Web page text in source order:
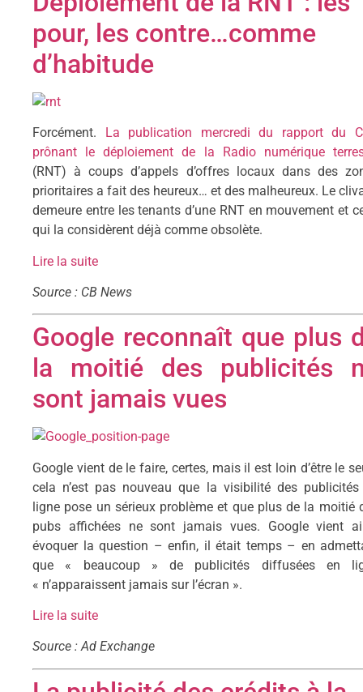
pour, les contre…comme
d’habitude
Forcément. La publication mercredi du rapport du
prônant le déploiement de la Radio numérique
(RNT) à coups d’appels d’offres locaux dans des
prioritaires a fait des heureux… et des malheureux. Le
demeure entre les tenants d’une RNT en mouvement et
qui la considèrent déjà comme obsolète.
Lire la suite
Source : CB News
Google reconnaît que plus
la moitié des publicités
sont jamais vues
Google vient de le faire, certes, mais il est loin d’être le
cela n’est pas nouveau que la visibilité des publicités
ligne pose un sérieux problème et que plus de la moitié
pubs affichées ne sont jamais vues. Google vient
évoquer la question – enfin, il était temps – en
que « beaucoup » de publicités diffusées en
« n’apparaissent jamais sur l’écran ».
Lire la suite
Source : Ad Exchange